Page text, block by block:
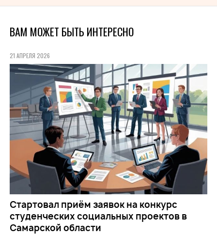
ВАМ МОЖЕТ БЫТЬ ИНТЕРЕСНО
21 АПРЕЛЯ 2026
Стартовал приём заявок на конкурс
студенческих социальных проектов в
Самарской области